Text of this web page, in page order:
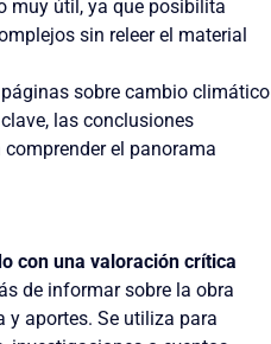
muy útil, ya que posibilita
sin releer el material
sobre cambio climático
las conclusiones
el panorama
con una valoración crítica
de informar sobre la obra
y aportes. Se utiliza para